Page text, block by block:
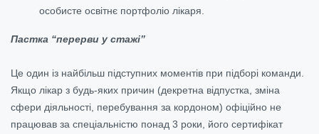
особисте освітнє портфоліо лікаря.
Пастка “перерви у стажі”
Це один із найбільш підступних моментів при підборі команди.
Якщо лікар з будь-яких причин (декретна відпустка, зміна
сфери діяльності, перебування за кордоном) офіційно не
працював за спеціальністю понад 3 роки, його сертифікат